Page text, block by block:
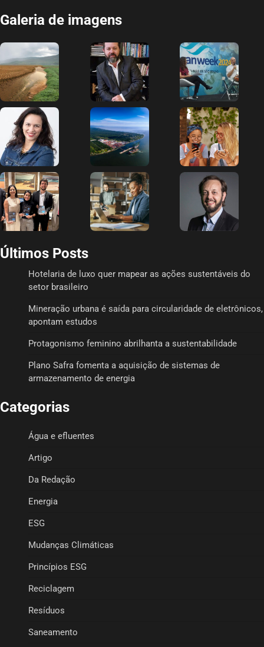
Galeria de imagens
Últimos Posts
Hotelaria de luxo quer mapear as ações sustentáveis do
setor brasileiro
Mineração urbana é saída para circularidade de eletrônicos,
apontam estudos
Protagonismo feminino abrilhanta a sustentabilidade
Plano Safra fomenta a aquisição de sistemas de
armazenamento de energia
Categorias
Água e efluentes
Artigo
Da Redação
Energia
ESG
Mudanças Climáticas
Princípios ESG
Reciclagem
Resíduos
Saneamento